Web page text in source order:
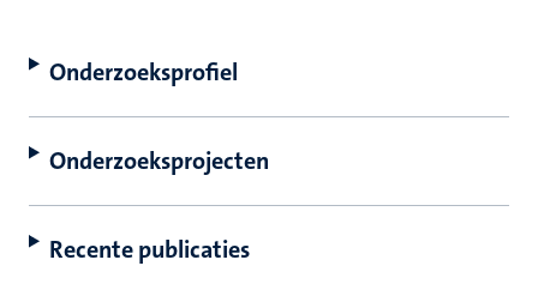
Onderzoeksprofiel
Onderzoeksprojecten
Recente publicaties